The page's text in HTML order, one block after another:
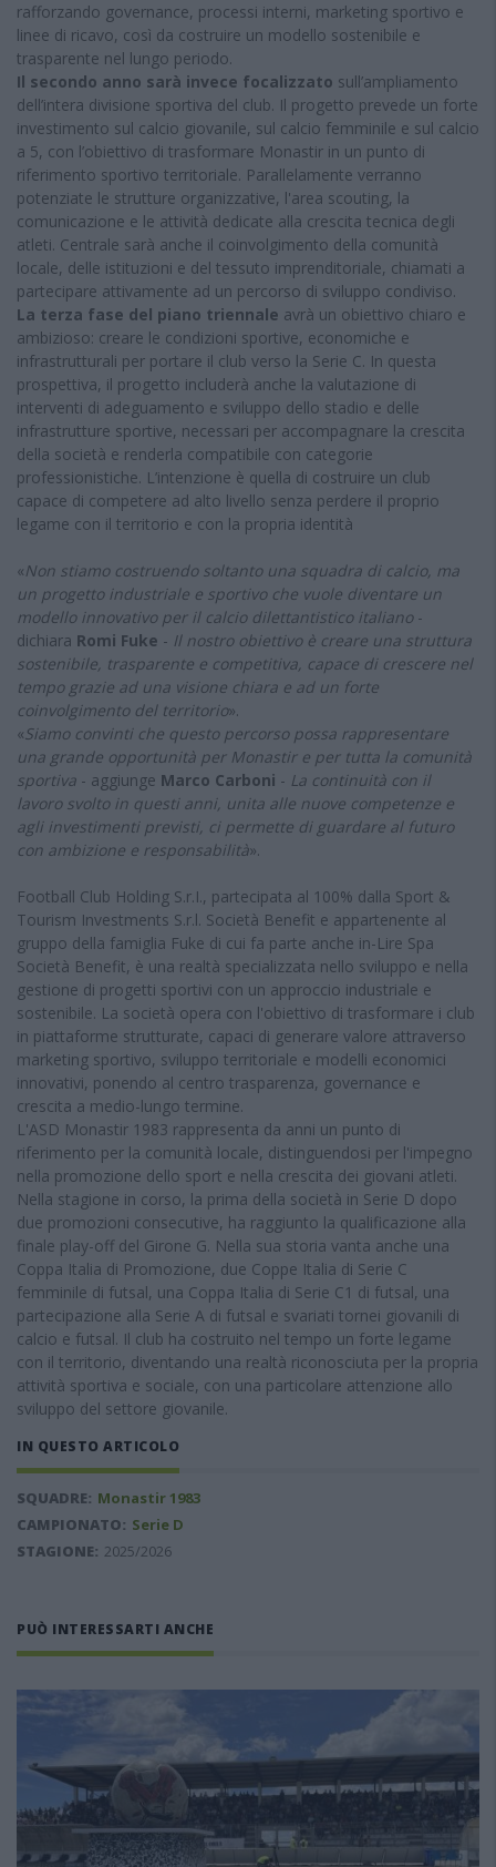
rafforzando governance, processi interni, marketing sportivo e
linee di ricavo, così da costruire un modello sostenibile e
trasparente nel lungo periodo.
Il secondo anno sarà invece focalizzato sull’ampliamento
dell’intera divisione sportiva del club. Il progetto prevede un forte
investimento sul calcio giovanile, sul calcio femminile e sul calcio
a 5, con l’obiettivo di trasformare Monastir in un punto di
riferimento sportivo territoriale. Parallelamente verranno
potenziate le strutture organizzative, l'area scouting, la
comunicazione e le attività dedicate alla crescita tecnica degli
atleti. Centrale sarà anche il coinvolgimento della comunità
locale, delle istituzioni e del tessuto imprenditoriale, chiamati a
partecipare attivamente ad un percorso di sviluppo condiviso.
La terza fase del piano triennale avrà un obiettivo chiaro e
ambizioso: creare le condizioni sportive, economiche e
infrastrutturali per portare il club verso la Serie C. In questa
prospettiva, il progetto includerà anche la valutazione di
interventi di adeguamento e sviluppo dello stadio e delle
infrastrutture sportive, necessari per accompagnare la crescita
della società e renderla compatibile con categorie
professionistiche. L’intenzione è quella di costruire un club
capace di competere ad alto livello senza perdere il proprio
legame con il territorio e con la propria identità
«Non stiamo costruendo soltanto una squadra di calcio, ma
un progetto industriale e sportivo che vuole diventare un
modello innovativo per il calcio dilettantistico italiano-
dichiara Romi Fuke - Il nostro obiettivo è creare una struttura
sostenibile, trasparente e competitiva, capace di crescere nel
tempo grazie ad una visione chiara e ad un forte
coinvolgimento del territorio».
«Siamo convinti che questo percorso possa rappresentare
una grande opportunità per Monastir e per tutta la comunità
sportiva - aggiunge Marco Carboni - La continuità con il
lavoro svolto in questi anni, unita alle nuove competenze e
agli investimenti previsti, ci permette di guardare al futuro
con ambizione e responsabilità».
Football Club Holding S.r.I., partecipata al 100% dalla Sport &
Tourism Investments S.r.l. Società Benefit e appartenente al
gruppo della famiglia Fuke di cui fa parte anche in-Lire Spa
Società Benefit, è una realtà specializzata nello sviluppo e nella
gestione di progetti sportivi con un approccio industriale e
sostenibile. La società opera con l'obiettivo di trasformare i club
in piattaforme strutturate, capaci di generare valore attraverso
marketing sportivo, sviluppo territoriale e modelli economici
innovativi, ponendo al centro trasparenza, governance e
crescita a medio-lungo termine.
L'ASD Monastir 1983 rappresenta da anni un punto di
riferimento per la comunità locale, distinguendosi per l'impegno
nella promozione dello sport e nella crescita dei giovani atleti.
Nella stagione in corso, la prima della società in Serie D dopo
due promozioni consecutive, ha raggiunto la qualificazione alla
finale play-off del Girone G. Nella sua storia vanta anche una
Coppa Italia di Promozione, due Coppe Italia di Serie C
femminile di futsal, una Coppa Italia di Serie C1 di futsal, una
partecipazione alla Serie A di futsal e svariati tornei giovanili di
calcio e futsal. Il club ha costruito nel tempo un forte legame
con il territorio, diventando una realtà riconosciuta per la propria
attività sportiva e sociale, con una particolare attenzione allo
sviluppo del settore giovanile.
IN QUESTO ARTICOLO
SQUADRE: Monastir 1983
CAMPIONATO: Serie D
STAGIONE: 2025/2026
PUÒ INTERESSARTI ANCHE